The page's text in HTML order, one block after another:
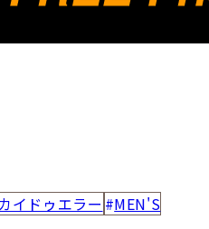
イドゥエラー MEN'S